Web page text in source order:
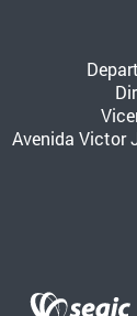
Avenida Victor